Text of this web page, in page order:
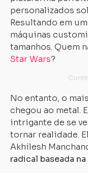
personalizados
Resultando em
máquinas
tamanhos. Quem
Star Wars?
No entanto, o
chegou ao metal.
intrigante de se
tornar realidade.
Akhilesh
radical baseada